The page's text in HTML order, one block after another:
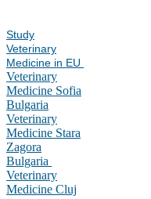
Study
Veterinary
Medicine in EU
Veterinary
Medicine Sofia
Bulgaria
Veterinary
Medicine Stara
Zagora
Bulgaria
Veterinary
Medicine Cluj